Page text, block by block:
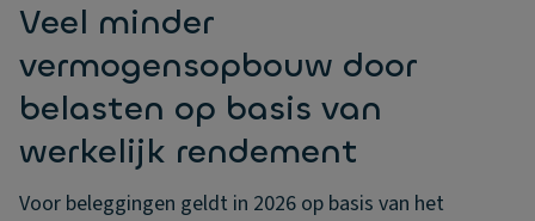
Veel minder
vermogensopbouw door
belasten op basis van
werkelijk rendement
Voor beleggingen geldt in 2026 op basis van het